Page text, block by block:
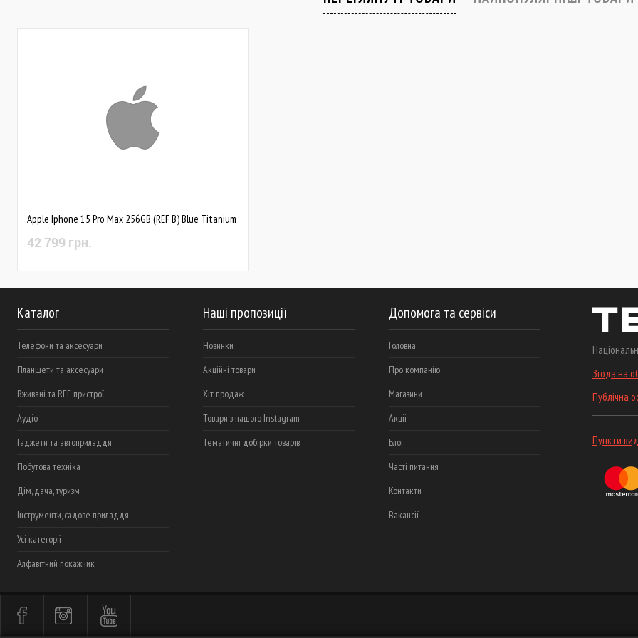
Apple Iphone 15 Pro Max 256GB (REF B) Blue Titanium
42 799 грн.
Каталог
Телефони та аксесуари
Планшети та аксесуари
Вживані та REF пристрої
Аудіо
Гаджети та автоприладдя
Побутова техніка
Дім, дача, туризм
Інструменти, садове приладдя
Усі категорії
Алфавітний покажчик
Наші пропозиції
Новинки
Акційні товари
Хіт продаж
Товари з нашого Instagram
Тематичні добірки товарів
Допомога та сервіси
Головна
Про компанію
Магазини
Акціі
Блог
Часті питання
Контакти
Вакансії
Згода на
Публічна
Пункти